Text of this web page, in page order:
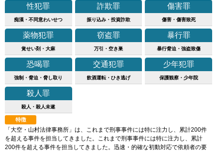
性犯罪
痴漢・不同意わいせつ
詐欺罪
振り込み・投資詐欺
傷害罪
傷害・傷害致死
薬物犯罪
覚せい剤・大麻
窃盗罪
万引・空き巣
暴行罪
暴行脅迫・強盗致傷
恐喝罪
強制・脅迫・脅し取り
交通犯罪
飲酒運転・ひき逃げ
少年犯罪
保護観察・少年院
殺人罪
殺人・殺人未遂
特徴
「大空・山村法律事務所」は、これまで刑事事件には特に注力し、累計200件
を超える事件を担当してきました。これまで刑事事件には特に注力し、累計
200件を超える事件を担当してきました。迅速・的確な初動対応で依頼者の要